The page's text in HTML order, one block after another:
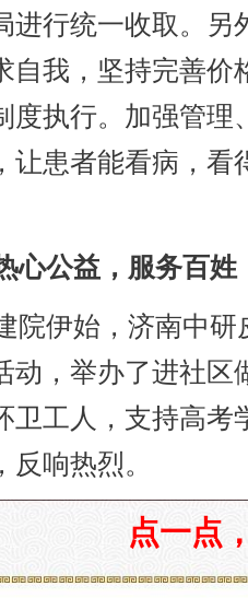
进行统一收取。另
自我，坚持完善价
度执行。加强管理
让患者能看病，看
公益，服务百姓
伊始，济南中研
动，举办了进社区
卫工人，支持高考
反响热烈。
是一座美丽的城市
居民带来困扰。扁
点一点